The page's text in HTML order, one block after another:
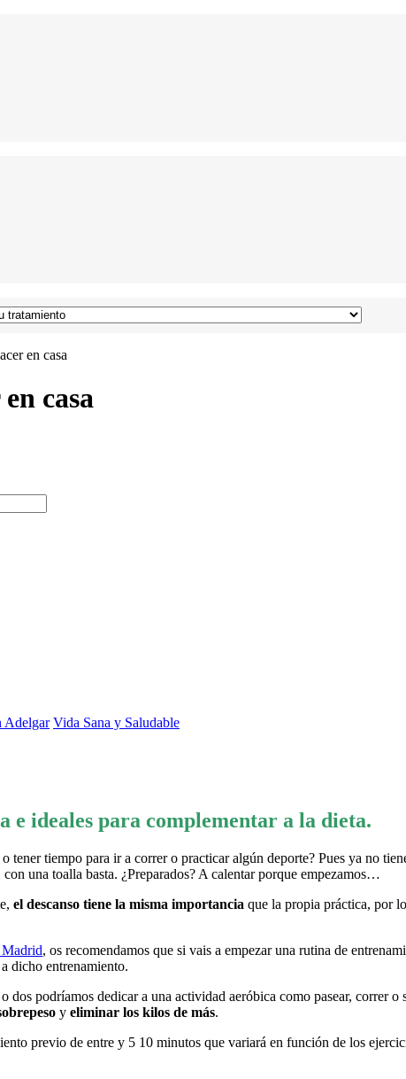
en casa
casa
Adelgar Vida Sana y Saludable
e ideales para complementar a la dieta.
tener tiempo para ir a correr o practicar algún deporte? Pues ya no
una toalla basta. ¿Preparados? A calentar porque empezamos…
el descanso tiene la misma importancia que la propia práctica, por
Madrid, os recomendamos que si vais a empezar una rutina de
dicho entrenamiento.
dos podríamos dedicar a una actividad aeróbica como pasear, correr
y eliminar los kilos de más.
previo de entre y 5 10 minutos que variará en función de los